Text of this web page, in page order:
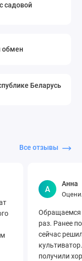
садовой
обмен
Беларусь
Все отзывы
А
Анна
Обращаемся
раз. Ранее
сейчас
получили